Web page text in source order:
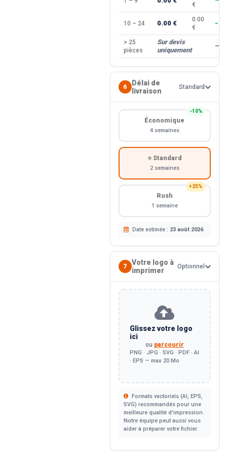
€
10 – 24 0.00 €
0.00
€
> 25
pièces
Sur devis
uniquement
—
6
Délai de
livraison
Standard
−10%
Économique
4 semaines
⭐ Standard
2 semaines
+25%
Rush
1 semaine
Date estimée : 23 août 2026
7
Votre logo à
imprimer
Optionnel
Glissez votre logo
ici
ou parcourir
PNG · JPG · SVG · PDF · AI
· EPS — max 20 Mo
Formats vectoriels (AI, EPS,
SVG) recommandés pour une
meilleure qualité d'impression.
Notre équipe peut aussi vous
aider à préparer votre fichier.